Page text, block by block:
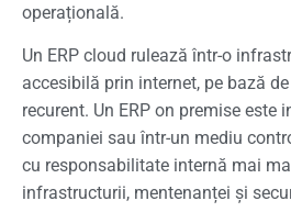
operațională.
Un ERP cloud rulează într-o
accesibilă prin internet, pe bază
recurent. Un ERP on premise este
companiei sau într-un mediu
cu responsabilitate internă mai
infrastructurii, mentenanței și